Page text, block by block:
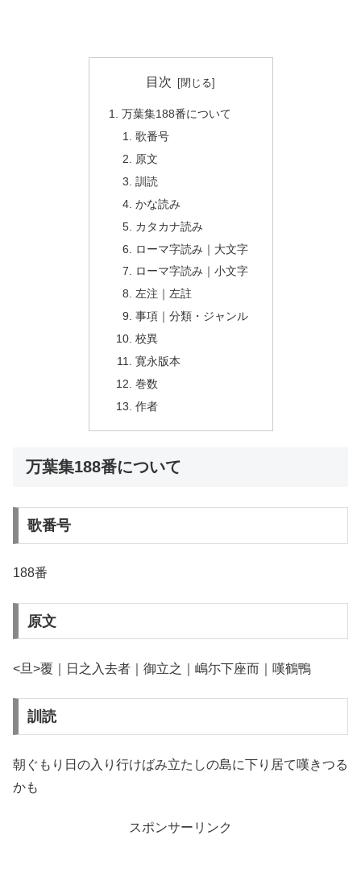
目次
万葉集188番について
歌番号
原文
訓読
かな読み
カタカナ読み
ローマ字読み｜大文字
ローマ字読み｜小文字
左注｜左註
事項｜分類・ジャンル
校異
寛永版本
巻数
作者
万葉集188番について
歌番号
188番
原文
<旦>覆｜日之入去者｜御立之｜嶋尓下座而｜嘆鶴鴨
訓読
朝ぐもり日の入り行けばみ立たしの島に下り居て嘆きつる
かも
スポンサーリンク